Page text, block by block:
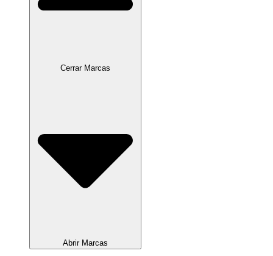
Cerrar Marcas
Abrir Marcas